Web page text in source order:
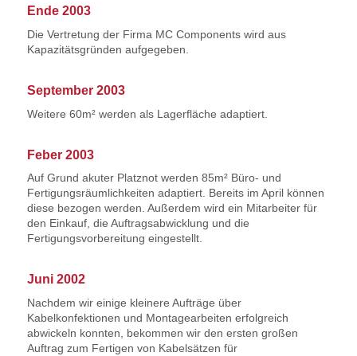
Ende 2003
Die Vertretung der Firma MC Components wird aus
Kapazitätsgründen aufgegeben.
September 2003
Weitere 60m² werden als Lagerfläche adaptiert.
Feber 2003
Auf Grund akuter Platznot werden 85m² Büro- und
Fertigungsräumlichkeiten adaptiert. Bereits im April können
diese bezogen werden. Außerdem wird ein Mitarbeiter für
den Einkauf, die Auftragsabwicklung und die
Fertigungsvorbereitung eingestellt.
Juni 2002
Nachdem wir einige kleinere Aufträge über
Kabelkonfektionen und Montagearbeiten erfolgreich
abwickeln konnten, bekommen wir den ersten großen
Auftrag zum Fertigen von Kabelsätzen für